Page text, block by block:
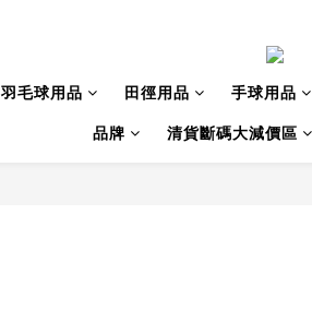
羽毛球用品 田徑用品 手球用品
品牌 清貨斷碼大減價區